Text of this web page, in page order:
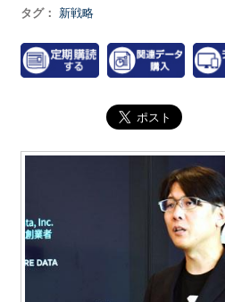
タグ：
新戦略